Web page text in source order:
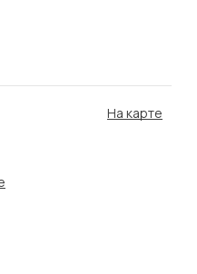
На карте